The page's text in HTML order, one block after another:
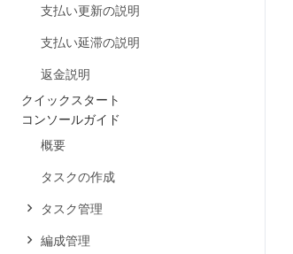
支払い更新の説明
支払い延滞の説明
返金説明
クイックスタート
コンソールガイド
概要
タスクの作成
タスク管理
編成管理